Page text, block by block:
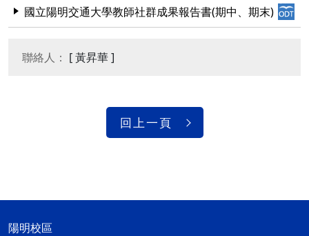
國立陽明交通大學教師社群成果報告書(期中、期末)
聯絡人： [ 黃昇華 ]
回上一頁
陽明校區